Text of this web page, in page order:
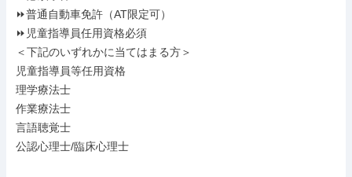
⏩普通自動車免許（AT限定可）
⏩児童指導員任用資格必須
＜下記のいずれかに当てはまる方＞
児童指導員等任用資格
理学療法士
作業療法士
言語聴覚士
公認心理士/臨床心理士